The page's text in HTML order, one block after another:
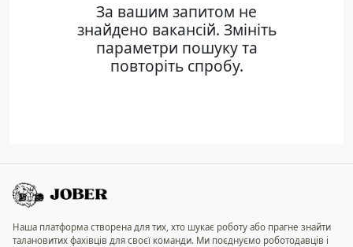
За вашим запитом не
знайдено вакансій. Змініть
параметри пошуку та
повторіть спробу.
Наша платформа створена для тих, хто шукає роботу або прагне знайти
талановитих фахівців для своєї команди. Ми поєднуємо роботодавців і